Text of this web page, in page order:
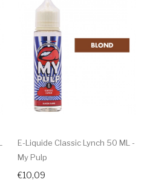
E-Liquide Classic Lynch 50 ML -
My Pulp
€10,09